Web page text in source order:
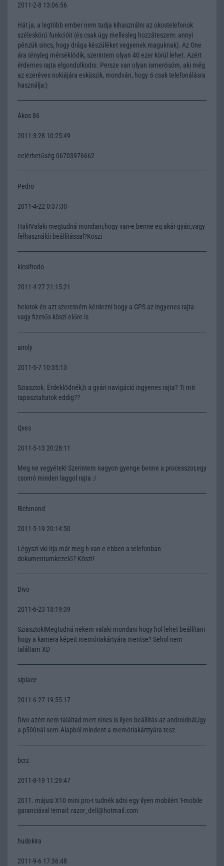
2011-2-8 13:06:56
Hát ja, a legtöbb ember nem tudja kihasználni az okostelefonok
széleskörű funkcióit (és csak úgy mellesleg hozzáteszem: annyi
pénzük sincs, hogy drága készüléket vegyenek maguknak). Az One
ára tényleg mérséklődik, szerintem olyan 40 ezer körül lehet. Azért
érdemes rajta elgondolkodni. Persze van olyan ismerősöm, aki még
az ezeréves nokiájára esküszik, mondván, hogy ő csak telefonálásra
használja:)
Ákos 86
2011-3-28 10:25:49
eelérhetőség 06703976662
Pedro
2011-4-22 0:37:30
Hali!Valaki megtudná mondani,hogy van-e benne eq akár gyári,vagy
felhasználói beállítással?Köszi
kicsifrodo
2011-4-27 21:15:21
helotok én azt szeretném kérdezni hogy a GPS az ingyenes rajta
vagy fizetős köszi előre is
airoly
2011-5-7 10:35:13
Sziasztok. Érdeklődnék,h a gyári navigáció ingyenes rajta? Ti mit
tapasztaltatok eddig??
Qves
2011-5-13 20:28:11
Meg ne vegyétek! Szerintem nagyon gyenge benne a processzor,egy
csomó minden laggol rajta :/
Richmond
2011-5-19 20:14:50
Légyszi vki írja már meg h van e ebben a telefonban
dokumentumkezelő? Köszi!
Divo
2011-6-23 18:19:39
Sziasztok!Megtudná nekem valaki mondani hogy hol lehet beállítani
hogy a kamera képeit memóriakártyára mentse? Sehol nem
találtam XD
siplace
2011-6-27 19:55:17
Divo azért nem találtad mert nincs is ilyen beállítás az androidnál,így
a p500nál sem.Alapból mindent a memóriakárttyára tesz.
bcrz
2011-8-19 11:29:47
2011. májusi X10 mini pro-t tudnék adni egy ilyen mobilért T-mobile
garanciával !email: razor_dell@hotmail.com
hudekira
2011-9-6 17:36:48